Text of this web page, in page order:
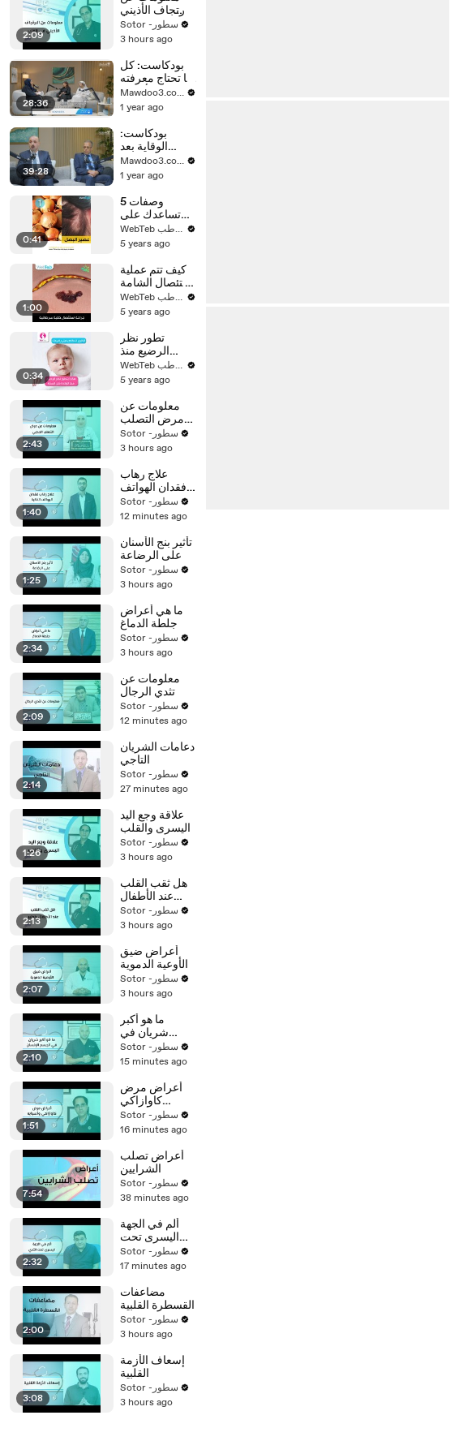
2:09
الارتجاف الأذيني
في القلبSotor -سطور
3 hours ago
28:36
بودكاست: كل
ما تحتاج معرفته
عن أسرار
اللوكيميا
Mawdoo3.com
1 year ago
39:28
بودكاست:
الوقاية بعد
الشفاء من
سرطان الثدي
Mawdoo3.com
1 year ago
0:41
5 وصفات
تساعدك على
التخلص من
الثعلبة وتساقط
WebTeb ويب طب
5 years ago
1:00
كيف تتم عملية
استئصال الشامة
والخلية
السرطانية من
WebTeb ويب طب
5 years ago
0:34
تطور نظر
الرضيع منذ
الولادة حتى
السنة
WebTeb ويب طب
5 years ago
2:43
معلومات عن
مرض التصلب
الحدبي Sotor -سطور
3 hours ago
1:40
علاج رهاب
فقدان الهواتف
الذكية
Sotor -سطور
12 minutes ago
1:25
تأثير بنج الأسنان
على الرضاعة
Sotor -سطور
3 hours ago
2:34
ما هي أعراض
جلطة الدماغ
Sotor -سطور
3 hours ago
2:09
معلومات عن
تثدي الرجال
Sotor -سطور
12 minutes ago
2:14
دعامات الشريان
التاجي
Sotor -سطور
27 minutes ago
1:26
علاقة وجع اليد
اليسرى والقلب
Sotor -سطور
3 hours ago
2:13
هل ثقب القلب
عند الأطفال
خطير
Sotor -سطور
3 hours ago
2:07
أعراض ضيق
الأوعية الدموية
Sotor -سطور
3 hours ago
2:10
ما هو أكبر
شريان في
الجسم الإنسان
Sotor -سطور
15 minutes ago
1:51
أعراض مرض
كاوازاكي
وأسبابهSotor -سطور
16 minutes ago
7:54
أعراض تصلب
الشرايين
Sotor -سطور
38 minutes ago
2:32
ألم في الجهة
اليسرى تحت
الثدي
Sotor -سطور
17 minutes ago
2:00
مضاعفات
القسطرة القلبية
Sotor -سطور
3 hours ago
3:08
إسعاف الأزمة
القلبية
Sotor -سطور
3 hours ago